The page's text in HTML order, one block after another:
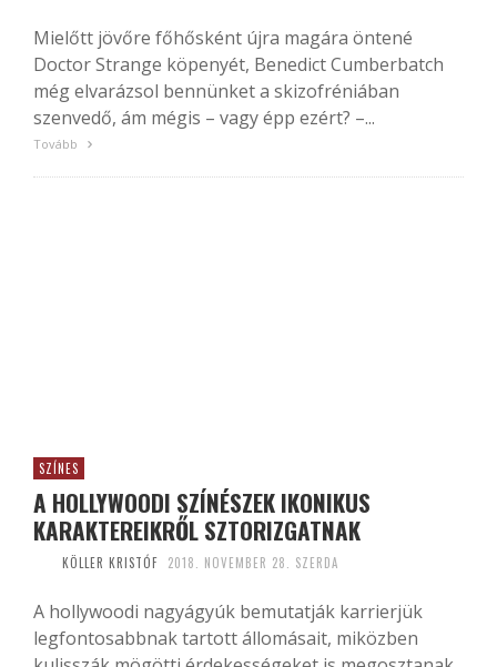
Mielőtt jövőre főhősként újra magára öntené
Doctor Strange köpenyét, Benedict Cumberbatch
még elvarázsol bennünket a skizofréniában
szenvedő, ám mégis – vagy épp ezért? –...
Tovább
SZÍNES
A HOLLYWOODI SZÍNÉSZEK IKONIKUS
KARAKTEREIKRŐL SZTORIZGATNAK
KÖLLER KRISTÓF 2018. NOVEMBER 28. SZERDA
A hollywoodi nagyágyúk bemutatják karrierjük
legfontosabbnak tartott állomásait, miközben